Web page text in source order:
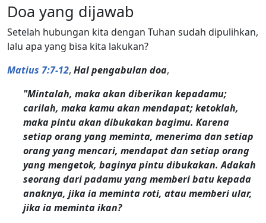
Doa yang dijawab
Setelah hubungan kita dengan Tuhan sudah dipulihkan,
lalu apa yang bisa kita lakukan?
Matius 7:7-12, Hal pengabulan doa,
"Mintalah, maka akan diberikan kepadamu;
carilah, maka kamu akan mendapat; ketoklah,
maka pintu akan dibukakan bagimu. Karena
setiap orang yang meminta, menerima dan setiap
orang yang mencari, mendapat dan setiap orang
yang mengetok, baginya pintu dibukakan. Adakah
seorang dari padamu yang memberi batu kepada
anaknya, jika ia meminta roti, atau memberi ular,
jika ia meminta ikan?